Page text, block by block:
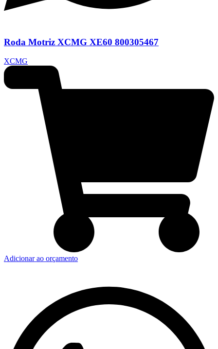
Roda Motriz XCMG XE60 800305467
XCMG
Adicionar ao orçamento